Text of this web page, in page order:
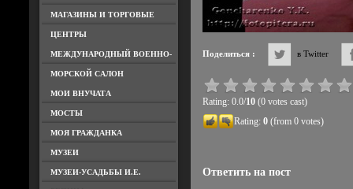
МАГАЗИНЫ И ТОРГОВЫЕ
ЦЕНТРЫ
МЕЖДУНАРОДНЫЙ ВОЕННО-
МОРСКОЙ САЛОН
МОИ ВНУЧАТА
МОСТЫ
МОЯ ГРАЖДАНКА
МУЗЕИ
МУЗЕИ-УСАДЬБЫ И.Е.
Поделиться : в Twitter
Rating: 0.0/10(0 votes cast)
Rating: 0(from 0 votes)
Ответить на пост